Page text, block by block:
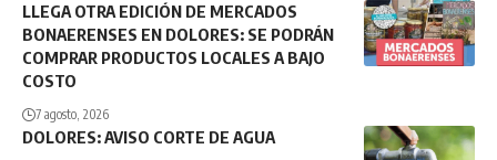
LLEGA OTRA EDICIÓN DE MERCADOS
BONAERENSES EN DOLORES: SE PODRÁN
COMPRAR PRODUCTOS LOCALES A BAJO
COSTO
7 agosto, 2026
DOLORES: AVISO CORTE DE AGUA